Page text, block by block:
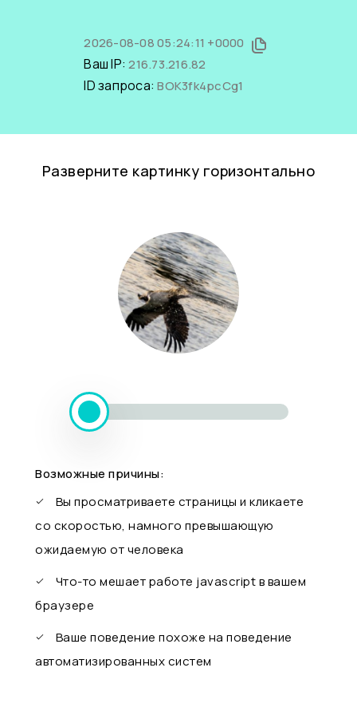
2026-08-08 05:24:11 +0000
Ваш IP:216.73.216.82
ID запроса:BOK3fk4pcCg1
Разверните картинку горизонтально
Возможные причины:
Вы просматриваете страницы и кликаете
со скоростью, намного превышающую
ожидаемую от человека
Что-то мешает работе javascript в вашем
браузере
Ваше поведение похоже на поведение
автоматизированных систем